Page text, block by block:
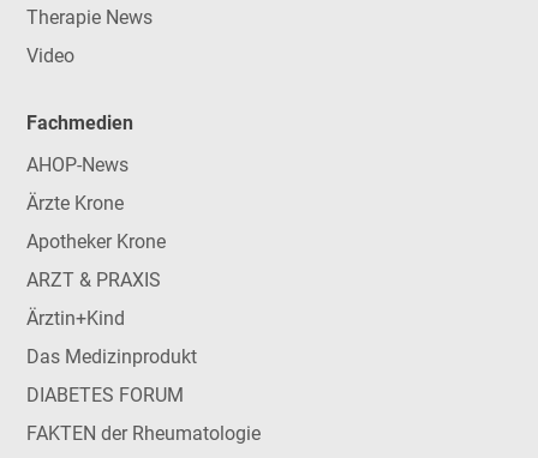
Therapie News
Video
Fachmedien
AHOP-News
Ärzte Krone
Apotheker Krone
ARZT & PRAXIS
Ärztin+Kind
Das Medizinprodukt
DIABETES FORUM
FAKTEN der Rheumatologie